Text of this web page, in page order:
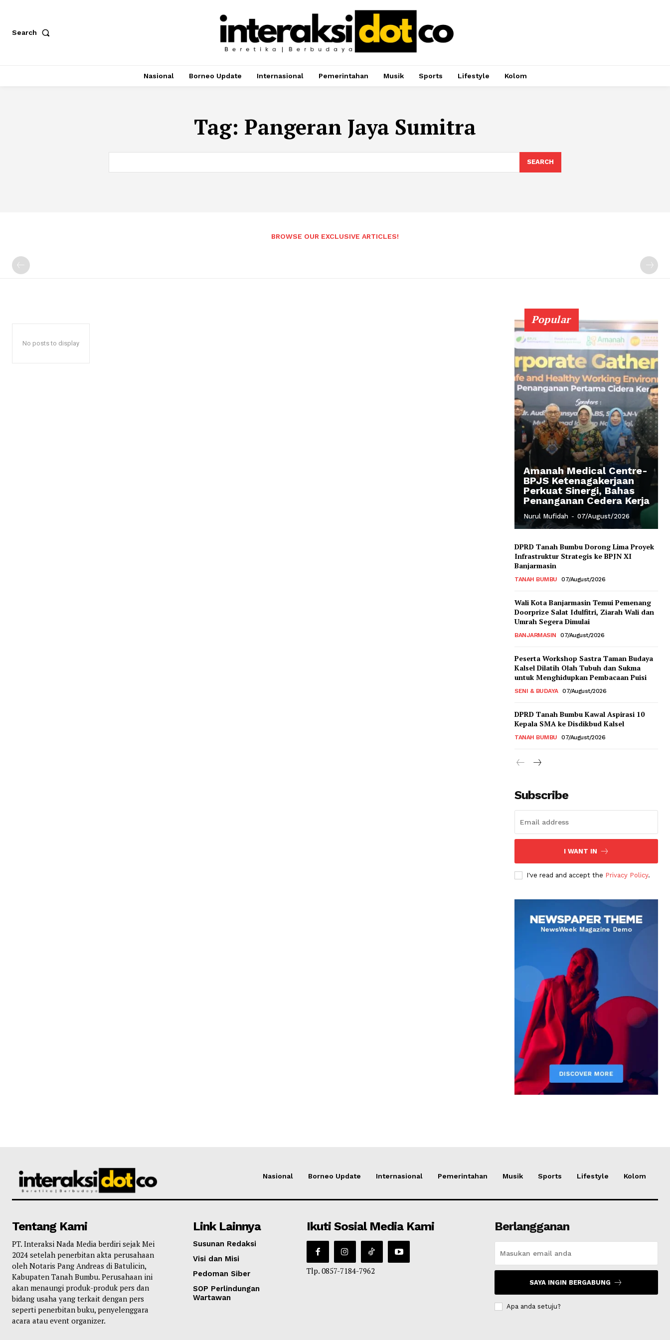
Search
Nasional Borneo Update Internasional Pemerintahan Musik Sports Lifestyle Kolom
Tag: Pangeran Jaya Sumitra
SEARCH
BROWSE OUR EXCLUSIVE ARTICLES!
No posts to display
Popular
Amanah Medical Centre-
BPJS Ketenagakerjaan
Perkuat Sinergi, Bahas
Penanganan Cedera Kerja
Nurul Mufidah - 07/August/2026
DPRD Tanah Bumbu Dorong Lima Proyek
Infrastruktur Strategis ke BPJN XI
Banjarmasin
TANAH BUMBU 07/August/2026
Wali Kota Banjarmasin Temui Pemenang
Doorprize Salat Idulfitri, Ziarah Wali dan
Umrah Segera Dimulai
BANJARMASIN 07/August/2026
Peserta Workshop Sastra Taman Budaya
Kalsel Dilatih Olah Tubuh dan Sukma
untuk Menghidupkan Pembacaan Puisi
SENI & BUDAYA 07/August/2026
DPRD Tanah Bumbu Kawal Aspirasi 10
Kepala SMA ke Disdikbud Kalsel
TANAH BUMBU 07/August/2026
Subscribe
I WANT IN
I've read and accept the Privacy Policy.
Nasional Borneo Update Internasional Pemerintahan Musik Sports Lifestyle Kolom
Tentang Kami
PT. Interaksi Nada Media berdiri sejak Mei
2024 setelah penerbitan akta perusahaan
oleh Notaris Pang Andreas di Batulicin,
Kabupaten Tanah Bumbu. Perusahaan ini
akan menaungi produk-produk pers dan
bidang usaha yang terkait dengan pers
seperti penerbitan buku, penyelenggara
acara atau event organizer.
Link Lainnya
Susunan Redaksi
Visi dan Misi
Pedoman Siber
SOP Perlindungan
Wartawan
Ikuti Sosial Media Kami
Tlp. 0857-7184-7962
Berlangganan
SAYA INGIN BERGABUNG
Apa anda setuju?